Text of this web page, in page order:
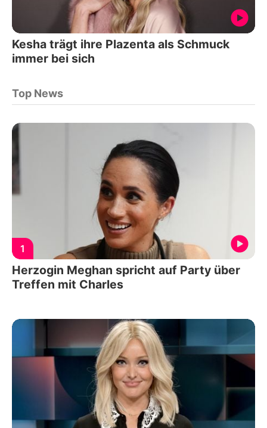
Kesha trägt ihre Plazenta als Schmuck
immer bei sich
Top News
1
Herzogin Meghan spricht auf Party über
Treffen mit Charles